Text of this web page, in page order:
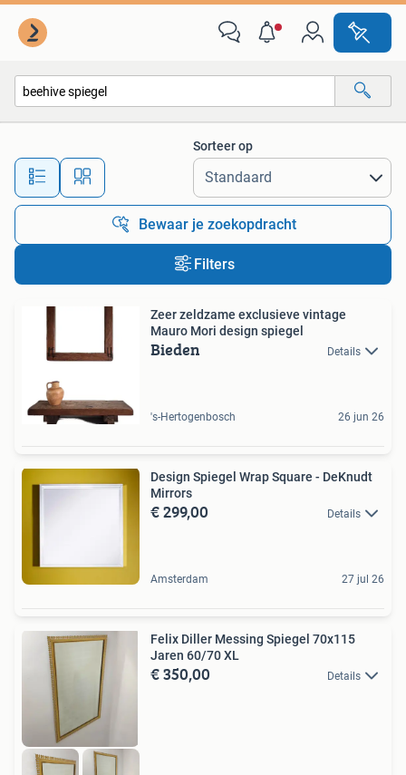
Alle afstanden…
Sorteer op
Bewaar je zoekopdracht
Filters
Zeer zeldzame exclusieve vintage
Mauro Mori design spiegel
Bieden Details
's-Hertogenbosch 26 jun 26
Design Spiegel Wrap Square - DeKnudt
Mirrors
€ 299,00 Details
Amsterdam 27 jul 26
Felix Diller Messing Spiegel 70x115
Jaren 60/70 XL
€ 350,00 Details